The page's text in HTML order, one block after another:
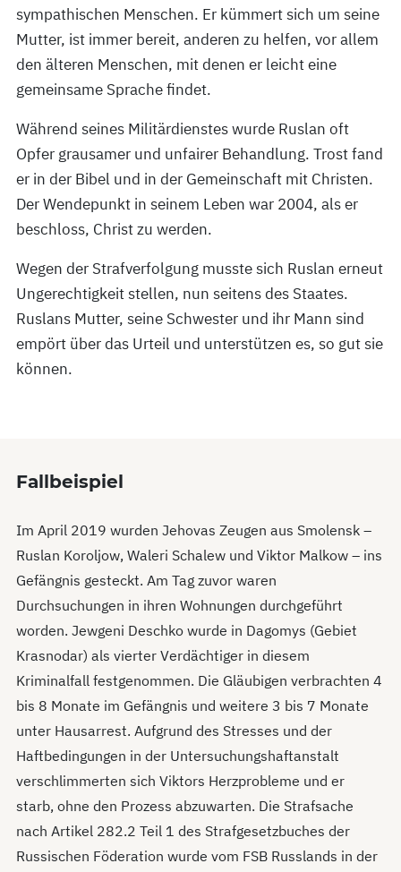
sympathischen Menschen. Er kümmert sich um seine
Mutter, ist immer bereit, anderen zu helfen, vor allem
den älteren Menschen, mit denen er leicht eine
gemeinsame Sprache findet.
Während seines Militärdienstes wurde Ruslan oft
Opfer grausamer und unfairer Behandlung. Trost fand
er in der Bibel und in der Gemeinschaft mit Christen.
Der Wendepunkt in seinem Leben war 2004, als er
beschloss, Christ zu werden.
Wegen der Strafverfolgung musste sich Ruslan erneut
Ungerechtigkeit stellen, nun seitens des Staates.
Ruslans Mutter, seine Schwester und ihr Mann sind
empört über das Urteil und unterstützen es, so gut sie
können.
Fallbeispiel
Im April 2019 wurden Jehovas Zeugen aus Smolensk –
Ruslan Koroljow, Waleri Schalew und Viktor Malkow – ins
Gefängnis gesteckt. Am Tag zuvor waren
Durchsuchungen in ihren Wohnungen durchgeführt
worden. Jewgeni Deschko wurde in Dagomys (Gebiet
Krasnodar) als vierter Verdächtiger in diesem
Kriminalfall festgenommen. Die Gläubigen verbrachten 4
bis 8 Monate im Gefängnis und weitere 3 bis 7 Monate
unter Hausarrest. Aufgrund des Stresses und der
Haftbedingungen in der Untersuchungshaftanstalt
verschlimmerten sich Viktors Herzprobleme und er
starb, ohne den Prozess abzuwarten. Die Strafsache
nach Artikel 282.2 Teil 1 des Strafgesetzbuches der
Russischen Föderation wurde vom FSB Russlands in der